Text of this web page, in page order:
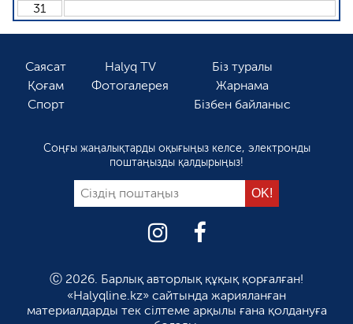
31
Саясат
Қоғам
Спорт
Halyq TV
Фотогалерея
Біз туралы
Жарнама
Бізбен байланыс
Соңғы жаңалықтарды оқығыңыз келсе, электронды
поштаңызды қалдырыңыз!
Ⓒ 2026. Барлық авторлық құқық қорғалған!
«Halyqline.kz» сайтында жарияланған
материалдарды тек сілтеме арқылы ғана қолдануға